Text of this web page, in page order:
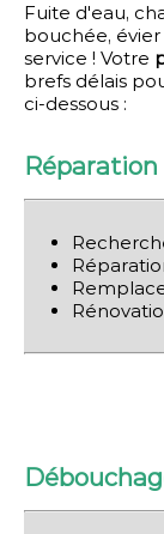
Fuite d'eau,
bouchée, évier
service ! Votre
brefs délais
ci-dessous :